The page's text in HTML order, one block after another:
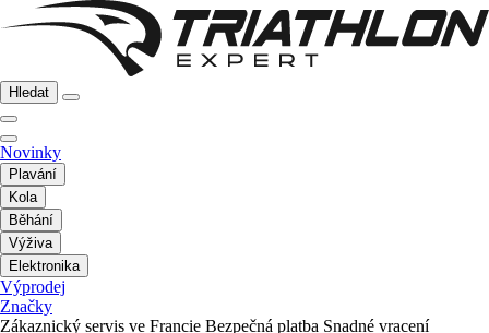
Hledat
Novinky
Plavání
Kola
Běhání
Výživa
Elektronika
Výprodej
Značky
Zákaznický servis ve Francie Bezpečná platba Snadné vracení